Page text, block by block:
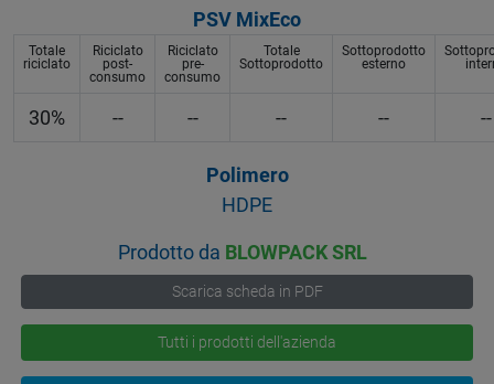
PSV MixEco
Totale
riciclato
Riciclato
post-
consumo
Riciclato
pre-
consumo
Totale
Sottoprodotto
Sottoprodotto
esterno
30% -- -- -- -- --
Polimero
HDPE
Prodotto da BLOWPACK SRL
Scarica scheda in PDF
Tutti i prodotti dell'azienda